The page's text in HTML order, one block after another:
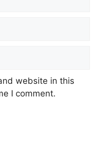
website in this
I comment.